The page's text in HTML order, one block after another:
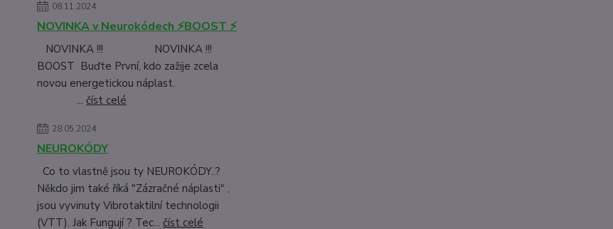
08.11.2024
NOVINKA v Neurokódech ⚡BOOST ⚡
NOVINKA !!! NOVINKA !!!
BOOST Buďte První, kdo zažije zcela
novou energetickou náplast.
... číst celé
28.05.2024
NEUROKÓDY
Co to vlastně jsou ty NEUROKÓDY..?
Někdo jim také říká "Zázračné náplasti" ,
jsou vyvinuty Vibrotaktilní technologii
(VTT). Jak Fungují ? Tec... číst celé